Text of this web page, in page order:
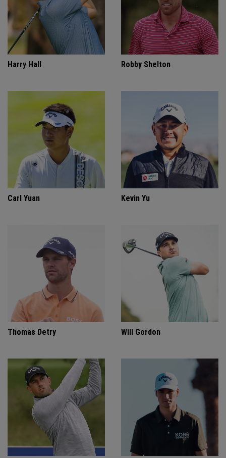
Harry Hall Robby Shelton
Carl Yuan Kevin Yu
Thomas Detry Will Gordon